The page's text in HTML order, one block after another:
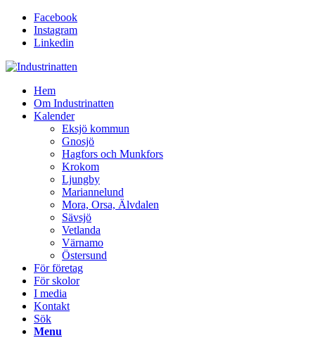
Facebook
Instagram
Linkedin
Hem
Om Industrinatten
Kalender
Eksjö kommun
Gnosjö
Hagfors och Munkfors
Krokom
Ljungby
Mariannelund
Mora, Orsa, Älvdalen
Sävsjö
Vetlanda
Värnamo
Östersund
För företag
För skolor
I media
Kontakt
Sök
Menu